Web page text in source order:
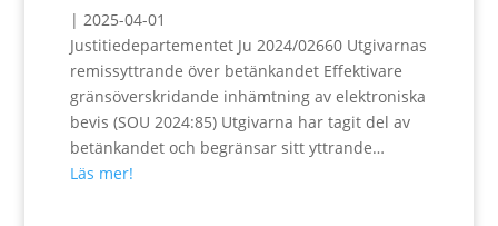
| 2025-04-01
Justitiedepartementet Ju 2024/02660 Utgivarnas
remissyttrande över betänkandet Effektivare
gränsöverskridande inhämtning av elektroniska
bevis (SOU 2024:85) Utgivarna har tagit del av
betänkandet och begränsar sitt yttrande…
Läs mer!